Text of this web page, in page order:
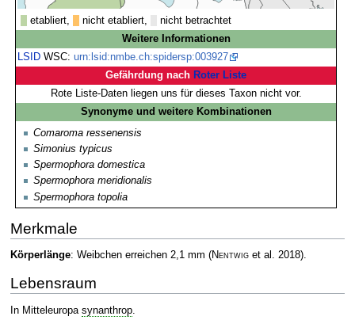
etabliert, nicht etabliert,
nicht betrachtet
Weitere Informationen
LSID WSC:urn:lsid:nmbe.ch:spidersp:003927
Gefährdung nach Roter Liste
Rote Liste-Daten liegen uns für dieses Taxon nicht vor.
Synonyme und weitere Kombinationen
Comaroma ressenensis
Simonius typicus
Spermophora domestica
Spermophora meridionalis
Spermophora topolia
Merkmale
Körperlänge: Weibchen erreichen 2,1 mm (Nentwiget al. 2018).
Lebensraum
In Mitteleuropa synanthrop.